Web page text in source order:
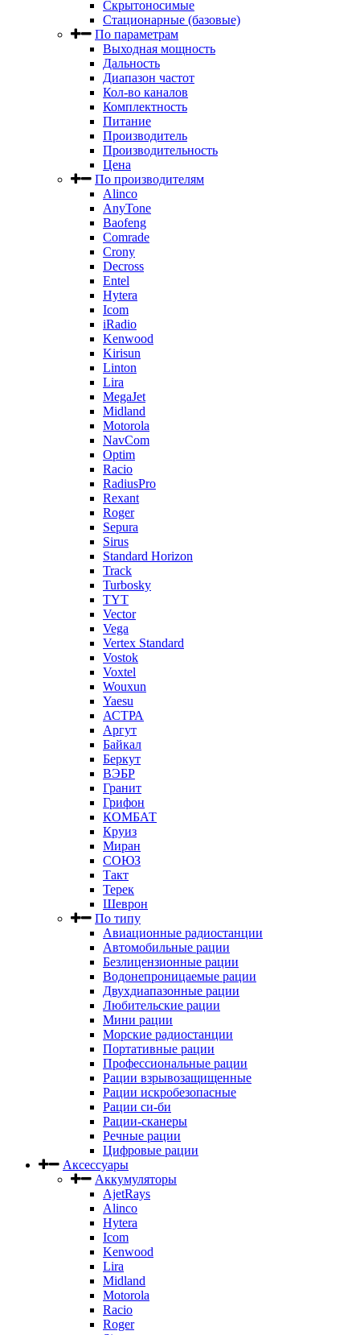
Скрытоносимые
Стационарные (базовые)
По параметрам
Выходная мощность
Дальность
Диапазон частот
Кол-во каналов
Комплектность
Питание
Производитель
Производительность
Цена
По производителям
Alinco
AnyTone
Baofeng
Comrade
Crony
Decross
Entel
Hytera
Icom
iRadio
Kenwood
Kirisun
Linton
Lira
MegaJet
Midland
Motorola
NavCom
Optim
Racio
RadiusPro
Rexant
Roger
Sepura
Sirus
Standard Horizon
Track
Turbosky
TYT
Vector
Vega
Vertex Standard
Vostok
Voxtel
Wouxun
Yaesu
АСТРА
Аргут
Байкал
Беркут
ВЭБР
Гранит
Грифон
КОМБАТ
Круиз
Миран
СОЮЗ
Такт
Терек
Шеврон
По типу
Авиационные радиостанции
Автомобильные рации
Безлицензионные рации
Водонепроницаемые рации
Двухдиапазонные рации
Любительские рации
Мини рации
Морские радиостанции
Портативные рации
Профессиональные рации
Рации взрывозащищенные
Рации искробезопасные
Рации си-би
Рации-сканеры
Речные рации
Цифровые рации
Аксессуары
Аккумуляторы
AjetRays
Alinco
Hytera
Icom
Kenwood
Lira
Midland
Motorola
Racio
Roger